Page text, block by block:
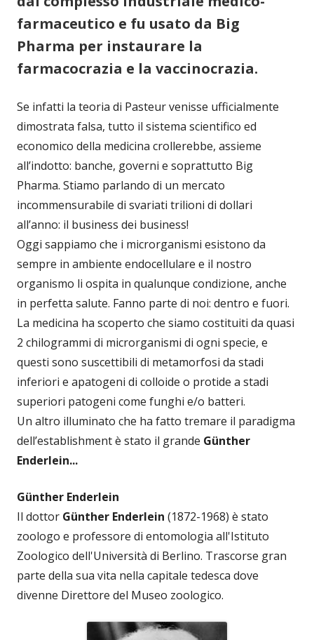
farmaceutico e fu usato da Big
Pharma per instaurare la
farmacocrazia e la vaccinocrazia.
Se infatti la teoria di Pasteur venisse ufficialmente
dimostrata falsa, tutto il sistema scientifico ed
economico della medicina crollerebbe, assieme
all’indotto: banche, governi e soprattutto Big
Pharma. Stiamo parlando di un mercato
incommensurabile di svariati trilioni di dollari
all’anno: il business dei business!
Oggi sappiamo che i microrganismi esistono da
sempre in ambiente endocellulare e il nostro
organismo li ospita in qualunque condizione, anche
in perfetta salute. Fanno parte di noi: dentro e fuori.
La medicina ha scoperto che siamo costituiti da quasi
2 chilogrammi di microrganismi di ogni specie, e
questi sono suscettibili di metamorfosi da stadi
inferiori e apatogeni di colloide o protide a stadi
superiori patogeni come funghi e/o batteri.
Un altro illuminato che ha fatto tremare il paradigma
dell’establishment è stato il grande Günther
Enderlein...
Günther Enderlein
Il dottor Günther Enderlein (1872-1968) è stato
zoologo e professore di entomologia all'Istituto
Zoologico dell'Università di Berlino. Trascorse gran
parte della sua vita nella capitale tedesca dove
divenne Direttore del Museo zoologico.